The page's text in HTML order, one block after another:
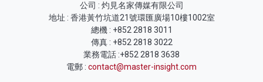
公司 : 灼見名家傳媒有限公司
地址 : 香港黃竹坑道21號環匯廣場10樓1002室
總機 : +852 2818 3011
傳真 : +852 2818 3022
業務電話 :+852 2818 3638
電郵 : contact@master-insight.com